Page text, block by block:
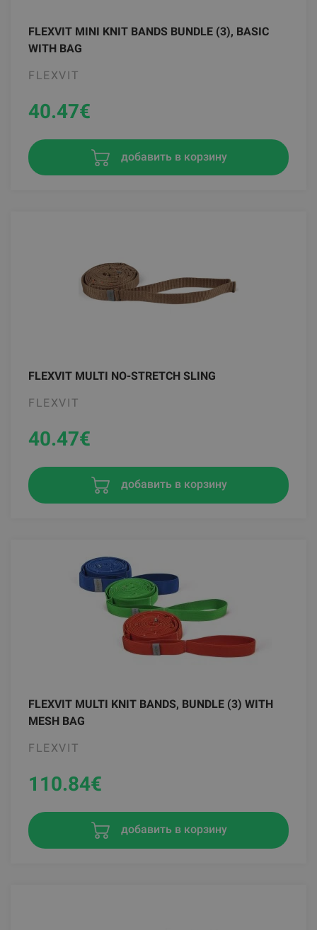
FLEXVIT MINI KNIT BANDS BUNDLE (3), BASIC
WITH BAG
FLEXVIT
40.47€
добавить в корзину
FLEXVIT MULTI NO-STRETCH SLING
FLEXVIT
40.47€
добавить в корзину
FLEXVIT MULTI KNIT BANDS, BUNDLE (3) WITH
MESH BAG
FLEXVIT
110.84€
добавить в корзину